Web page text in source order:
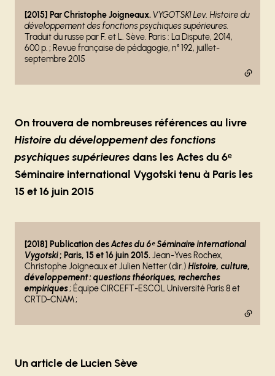
- lien externe
[2015] ParChristophe Joigneaux.VYGOTSKI Lev. Histoire du
développement des fonctions psychiques supérieures.
Traduit du russe par F. et L. Sève. Paris : La Dispute, 2014,
600 p. ; Revue française de pédagogie, n° 192, juillet-
septembre 2015
On trouvera de nombreuses références au livre
Histoire du développement des fonctions
psychiques supérieures dans les Actes du 6ᵉ
Séminaire international Vygotski tenu à Paris les
15 et 16 juin 2015
- lien externe
[2018] Publication desActes du 6ᵉ Séminaire international
Vygotski; Paris, 15 et 16 juin 2015.Jean-Yves Rochex,
Christophe Joigneaux et Julien Netter (dir.) Histoire, culture,
développement : questions théoriques, recherches
empiriques; Équipe CIRCEFT-ESCOL Université Paris 8 et
CRTD-CNAM ;
Un article de Lucien Sève